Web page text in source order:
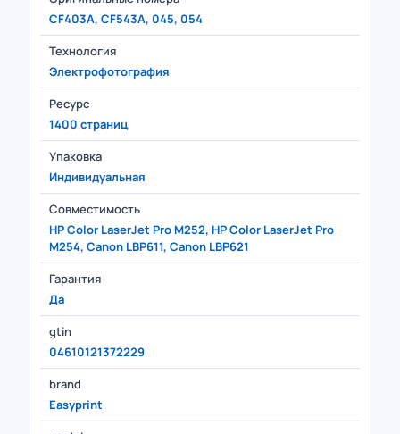
CF403A, CF543A, 045, 054
Технология
Электрофотография
Ресурс
1400 страниц
Упаковка
Индивидуальная
Совместимость
HP Color LaserJet Pro M252, HP Color LaserJet Pro
M254, Canon LBP611, Canon LBP621
Гарантия
Да
gtin
04610121372229
brand
Easyprint